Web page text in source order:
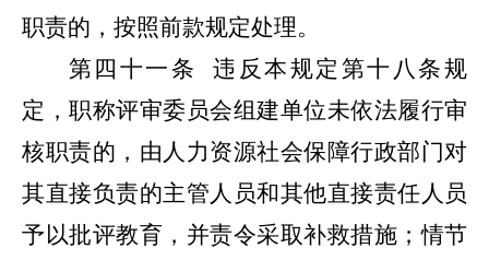
职责的，按照前款规定处理。
第四十一条
违反本规定第十八条规
定，职称评审委员会组建单位未依法履行审
核职责的，由人力资源社会保障行政部门对
其直接负责的主管人员和其他直接责任人员
予以批评教育，并责令采取补救措施；情节